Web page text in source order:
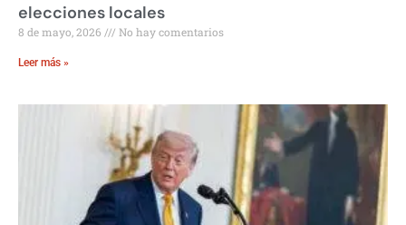
elecciones locales
8 de mayo, 2026 No hay comentarios
Leer más »